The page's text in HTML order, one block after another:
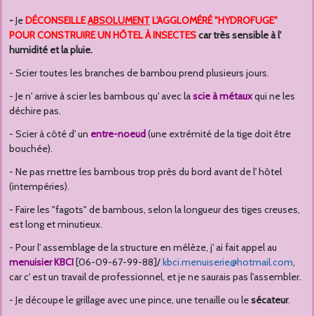
-JeDÉCONSEILLEABSOLUMENTL'AGGLOMÉRÉ "HYDROFUGE"
POUR CONSTRUIRE UN HÔTEL À INSECTEScar très sensible à l'
humidité et la pluie.
- Scier toutes les branches de bambou prend plusieurs jours.
- Je n' arrive à scier les bambous qu' avec lascie à métauxqui ne les
déchire pas.
- Scier à côté d' un entre-noeud(une extrémité de la tige doit être
bouchée).
- Ne pas mettre les bambous trop près du bord avant de l' hôtel
(intempéries).
- Faire les "fagots" de bambous, selon la longueur des tiges creuses,
est long et minutieux.
- Pour l' assemblage de la structure en mélèze, j' ai fait appel au
menuisier KBCI[06-09-67-99-88]/kbci.menuiserie@hotmail.com,
car c' est un travail de professionnel, et je ne saurais pas l'assembler.
- Je découpe le grillage avec une pince, une tenaille ou lesécateur.